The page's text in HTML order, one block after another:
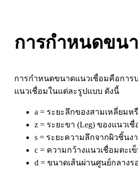
การกำหนดขน
การกำหนดขนาดแนวเชื่อมคือการ
แนวเชื่อมในแต่ละรูปแบบ ดังนี้
a = ระยะลึกของสามเหลี่ยมห
z = ระยะขา (Leg) ของแนวเชื่
s = ระยะความลึกจากผิวชิ้นง
c = ความกว้างแนวเชื่อมตะเข็
d = ขนาดเส้นผ่านศูนย์กลางร